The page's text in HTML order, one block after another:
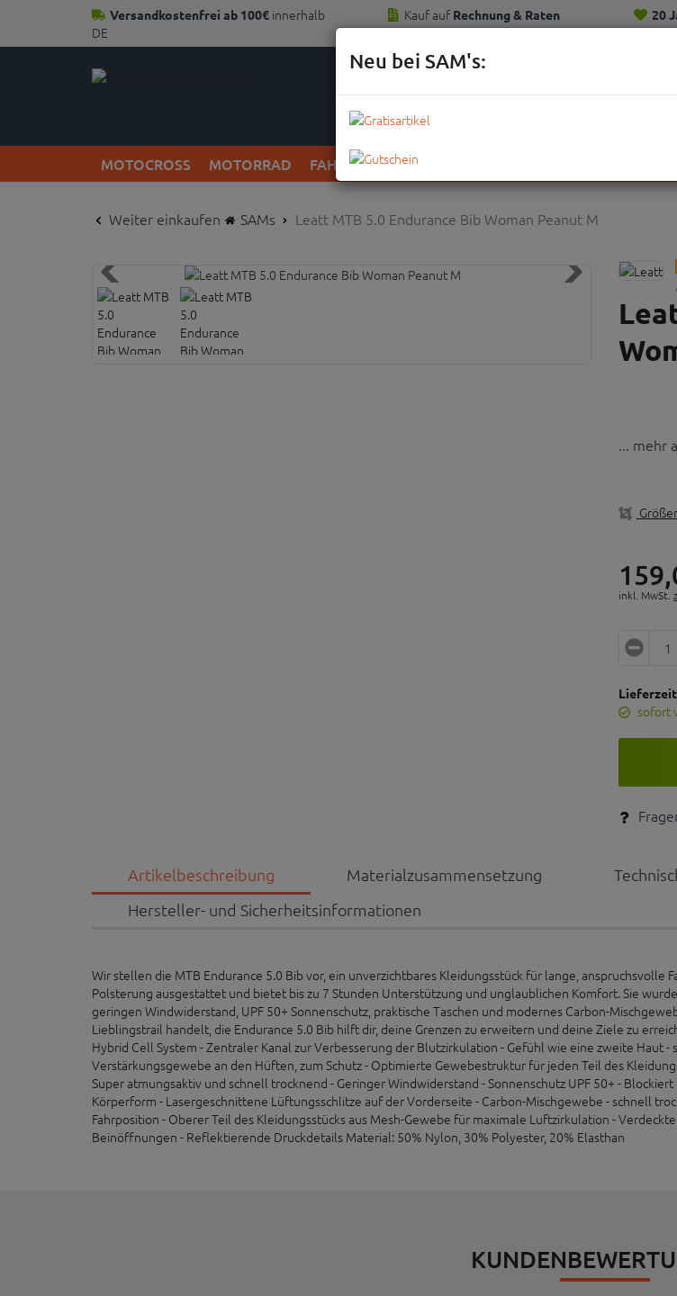
Versandkostenfrei ab 100€ innerhalb
DE
Kauf auf Rechnung & Raten 20
MOTOCROSS MOTORRAD FAHRRAD KOMPLETTRÄDER
Weiter einkaufen SAMs Leatt MTB 5.0 Endurance Bib Woman Peanut M
... mehr
159,
inkl. MwSt.
sofort
Artikelbeschreibung Materialzusammensetzung
Hersteller- und Sicherheitsinformationen
Wir stellen die MTB Endurance 5.0 Bib vor, ein unverzichtbares Kleidungsstück für lange,
Polsterung ausgestattet und bietet bis zu 7 Stunden Unterstützung und unglaublichen Komfort. Sie
geringen Windwiderstand, UPF 50+ Sonnenschutz, praktische Taschen und modernes Carbon-
Lieblingstrail handelt, die Endurance 5.0 Bib hilft dir, deine Grenzen zu erweitern und deine Ziele zu
Hybrid Cell System - Zentraler Kanal zur Verbesserung der Blutzirkulation - Gefühl wie eine zweite Haut -
Verstärkungsgewebe an den Hüften, zum Schutz - Optimierte Gewebestruktur für jeden Teil des
Super atmungsaktiv und schnell trocknend - Geringer Windwiderstand - Sonnenschutz UPF 50+ -
Körperform - Lasergeschnittene Lüftungsschlitze auf der Vorderseite - Carbon-Mischgewebe - schnell
Fahrposition - Oberer Teil des Kleidungsstücks aus Mesh-Gewebe für maximale Luftzirkulation -
Beinöffnungen - Reflektierende Druckdetails Material: 50% Nylon, 30% Polyester, 20% Elasthan
Neu bei SAM's: